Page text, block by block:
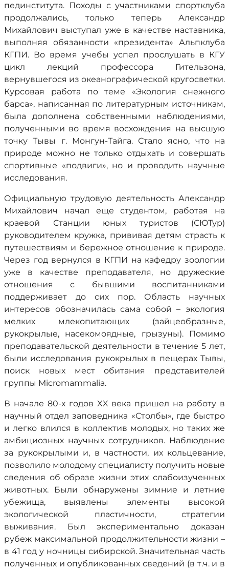
пединститута. Походы с участниками спортклуба
продолжались, только теперь Александр
Михайлович выступал уже в качестве наставника,
выполняя обязанности «президента» Альпклуба
КГПИ. Во время учебы успел прослушать в КГУ
цикл лекций профессора Гительзона,
вернувшегося из океанографической кругосветки.
Курсовая работа по теме «Экология снежного
барса», написанная по литературным источникам,
была дополнена собственными наблюдениями,
полученными во время восхождения на высшую
точку Тывы г. Монгун-Тайга. Стало ясно, что на
природе можно не только отдыхать и совершать
спортивные «подвиги», но и проводить научные
исследования.
Официальную трудовую деятельность Александр
Михайлович начал еще студентом, работая на
краевой Станции юных туристов (СЮТур)
руководителем кружка, прививая детям страсть к
путешествиям и бережное отношение к природе.
Через год вернулся в КГПИ на кафедру зоологии
уже в качестве преподавателя, но дружеские
отношения с бывшими воспитанниками
поддерживает до сих пор. Область научных
интересов обозначилась сама собой – экология
мелких млекопитающих (зайцеобразные,
рукокрылые, насекомоядные, грызуны). Помимо
преподавательской деятельности в течение 5 лет,
были исследования рукокрылых в пещерах Тывы,
поиск новых мест обитания представителей
группы Micromammalia.
В начале 80-х годов XX века пришел на работу в
научный отдел заповедника «Столбы», где быстро
и легко влился в коллектив молодых, но таких же
амбициозных научных сотрудников. Наблюдение
за рукокрылыми и, в частности, их кольцевание,
позволило молодому специалисту получить новые
сведения об образе жизни этих слабоизученных
животных. Были обнаружены зимние и летние
убежища, выявлены элементы высокой
экологической пластичности, стратегии
выживания. Был экспериментально доказан
рубеж максимальной продолжительности жизни –
в 41 год у ночницы сибирской. Значительная часть
полученных и опубликованных сведений (в т.ч. и в